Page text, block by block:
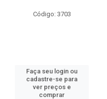
Código: 3703
Faça seu login ou
cadastre-se para
ver preços e
comprar